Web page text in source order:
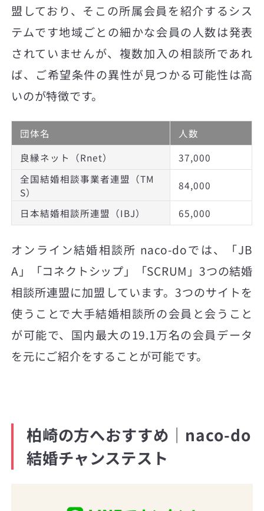
盟しており、そこの所属会員を紹介するシス
テムです地域ごとの細かな会員の人数は発表
されていませんが、複数加入の相談所であれ
ば、ご希望条件の異性が見つかる可能性は高
いのが特徴です。
団体名
人数
良縁ネット（Rnet）
37,000
全国結婚相談事業者連盟（TM
S）
84,000
日本結婚相談所連盟（IBJ） 65,000
オンライン結婚相談所 naco-doでは、「JB
A」「コネクトシップ」「SCRUM」3つの結婚
相談所連盟に加盟しています。3つのサイトを
使うことで大手結婚相談所の会員と会うこと
が可能で、国内最大の19.1万名の会員データ
を元にご紹介をすることが可能です。
柏崎の方へおすすめ｜naco-do
結婚チャンステスト